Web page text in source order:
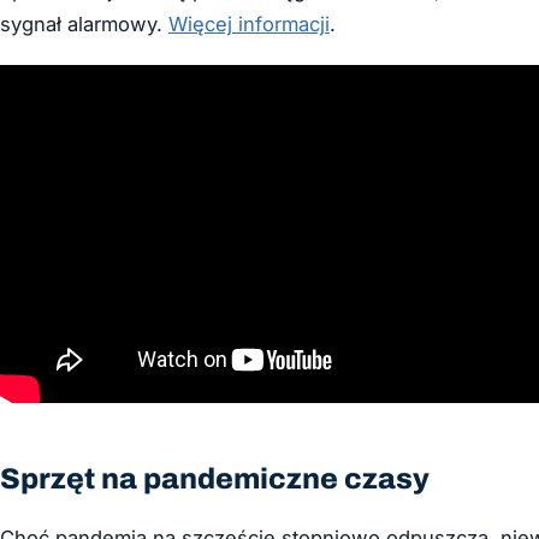
sygnał alarmowy. Więcej informacji.
Sprzęt na pandemiczne czasy